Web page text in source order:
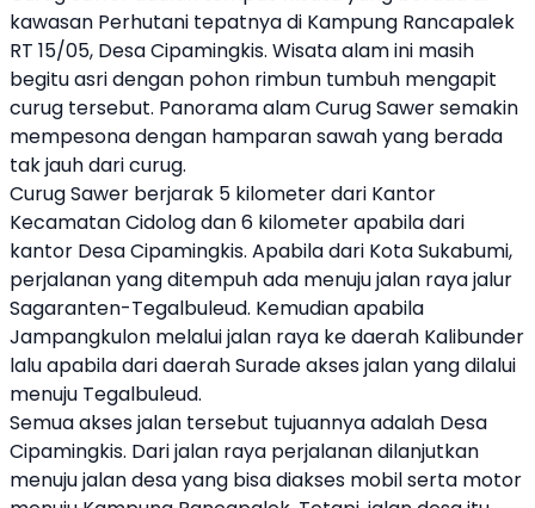
kawasan Perhutani tepatnya di Kampung Rancapalek
RT 15/05, Desa Cipamingkis. Wisata alam ini masih
begitu asri dengan pohon rimbun tumbuh mengapit
curug tersebut. Panorama alam Curug Sawer semakin
mempesona dengan hamparan sawah yang berada
tak jauh dari curug.
Curug Sawer berjarak 5 kilometer dari Kantor
Kecamatan Cidolog dan 6 kilometer apabila dari
kantor Desa Cipamingkis. Apabila dari Kota Sukabumi,
perjalanan yang ditempuh ada menuju jalan raya jalur
Sagaranten-Tegalbuleud. Kemudian apabila
Jampangkulon melalui jalan raya ke daerah Kalibunder
lalu apabila dari daerah Surade akses jalan yang dilalui
menuju Tegalbuleud.
Semua akses jalan tersebut tujuannya adalah Desa
Cipamingkis. Dari jalan raya perjalanan dilanjutkan
menuju jalan desa yang bisa diakses mobil serta motor